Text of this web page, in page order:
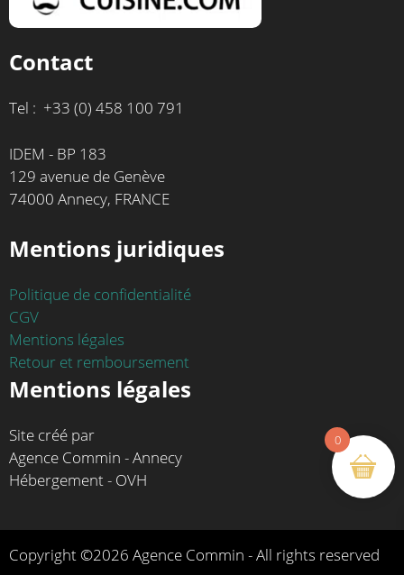
Contact
Tel : +33 (0) 458 100 791
IDEM - BP 183
129 avenue de Genève
74000 Annecy, FRANCE
Mentions juridiques
Politique de confidentialité
CGV
Mentions légales
Retour et remboursement
Mentions légales
Site créé par
Agence Commin - Annecy
Hébergement - OVH
Copyright ©2026 Agence Commin - All rights reserved
0